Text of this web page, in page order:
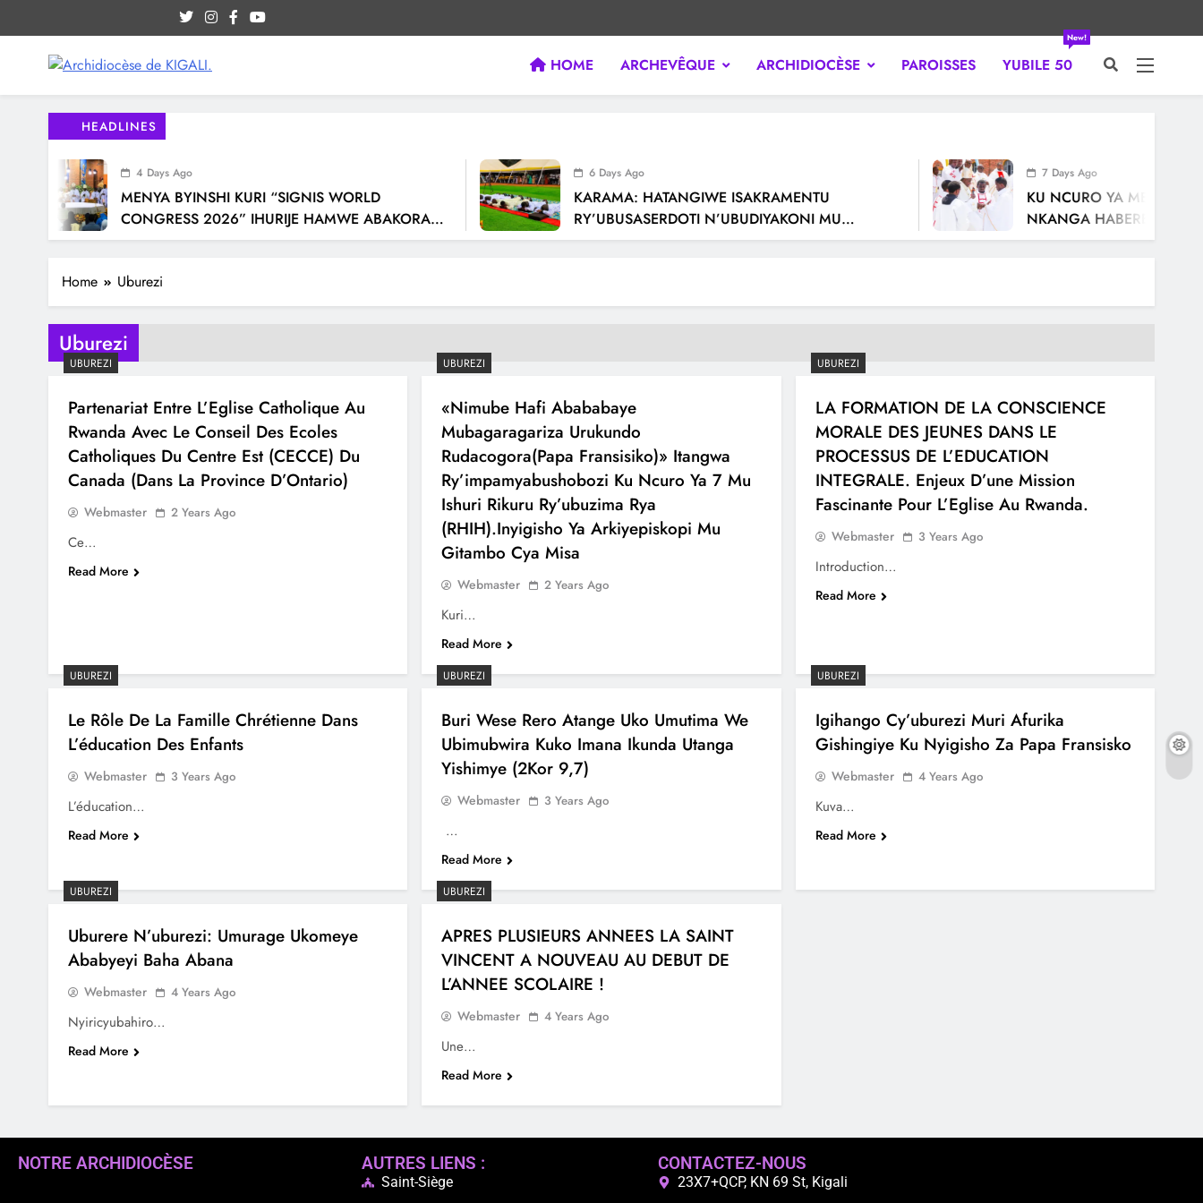
Archidiocèse de KIGALI.
Site internet officiel de l'Archidiocèse Catholique de KIGALI / RWANDA. Official website of Archdiocese of KIGALI / RWANDA.
HOME ARCHEVÊQUE ARCHIDIOCÈSE PAROISSES YUBILE 50
New!
HEADLINES
4 Days Ago
MENYA BYINSHI KURI “SIGNIS WORLD
CONGRESS 2026” IHURIJE HAMWE ABAKORA
MU ITANGAZAMAKURU N’ITUMANAHO RYA
AFURIKA BWA MBERE
6 Days Ago
KARAMA: HATANGIWE ISAKRAMENTU
RY’UBUSASERDOTI N’UBUDIYAKONI MU
MURYANGO W’ ABAFRANSISKANI
7 Days Ago
KU NCURO YA MBERE
NKANGA HABEREYE
RY’ISAKRAMENTU
Home Uburezi
Uburezi
UBUREZI
Partenariat Entre L’Eglise Catholique Au
Rwanda Avec Le Conseil Des Ecoles
Catholiques Du Centre Est (CECCE) Du
Canada (dans La Province D’Ontario)
Webmaster 2 Years Ago
Ce…
Read More
UBUREZI
«Nimube Hafi Abababaye
Mubagaragariza Urukundo
Rudacogora(Papa Fransisiko)» Itangwa
Ry’impamyabushobozi Ku Ncuro Ya 7 Mu
Ishuri Rikuru Ry’ubuzima Rya
(RHIH).Inyigisho Ya Arkiyepiskopi Mu
Gitambo Cya Misa
Webmaster 2 Years Ago
Kuri…
Read More
UBUREZI
LA FORMATION DE LA CONSCIENCE
MORALE DES JEUNES DANS LE
PROCESSUS DE L’EDUCATION
INTEGRALE. Enjeux D’une Mission
Fascinante Pour L’Eglise Au Rwanda.
Webmaster 3 Years Ago
Introduction…
Read More
UBUREZI
Le Rôle De La Famille Chrétienne Dans
L’éducation Des Enfants
Webmaster 3 Years Ago
L’éducation…
Read More
UBUREZI
Buri Wese Rero Atange Uko Umutima We
Ubimubwira Kuko Imana Ikunda Utanga
Yishimye (2Kor 9,7)
Webmaster 3 Years Ago
…
Read More
UBUREZI
Igihango Cy’uburezi Muri Afurika
Gishingiye Ku Nyigisho Za Papa Fransisko
Webmaster 4 Years Ago
Kuva…
Read More
UBUREZI
Uburere N’uburezi: Umurage Ukomeye
Ababyeyi Baha Abana
Webmaster 4 Years Ago
Nyiricyubahiro…
Read More
UBUREZI
APRES PLUSIEURS ANNEES LA SAINT
VINCENT A NOUVEAU AU DEBUT DE
L’ANNEE SCOLAIRE !
Webmaster 4 Years Ago
Une…
Read More
NOTRE ARCHIDIOCÈSE AUTRES LIENS :
Saint-Siège
CONTACTEZ-NOUS
23X7+QCP, KN 69 St, Kigali